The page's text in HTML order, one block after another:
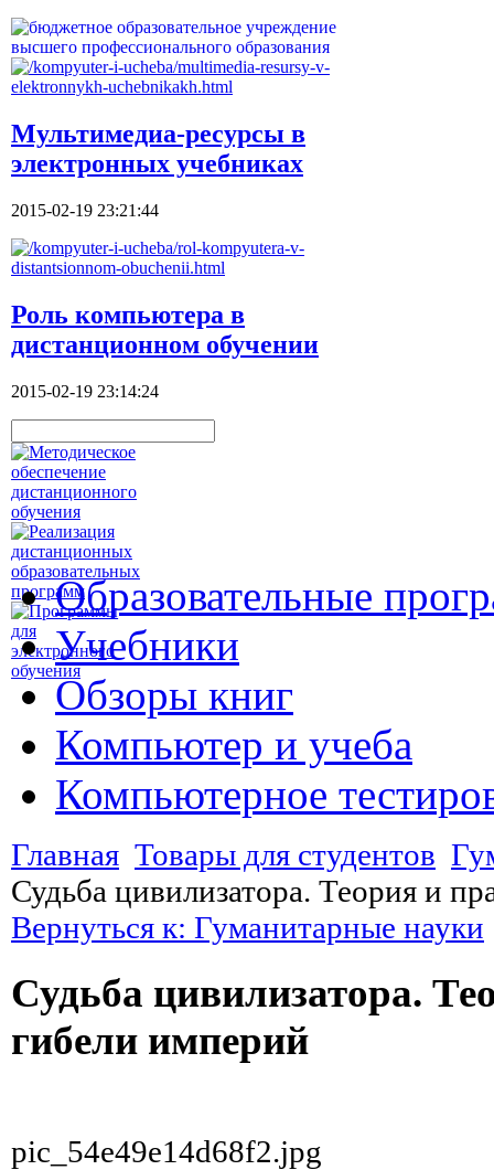
Мультимедиа-ресурсы в
электронных учебниках
2015-02-19 23:21:44
Роль компьютера в
дистанционном обучении
2015-02-19 23:14:24
Образовательные
Учебники
Обзоры книг
Компьютер и учеба
Компьютерное
Главная Товары для студентов
Судьба цивилизатора. Теория и
Вернуться к: Гуманитарные науки
Судьба цивилизатора.
гибели империй
pic_54e49e14d68f2.jpg